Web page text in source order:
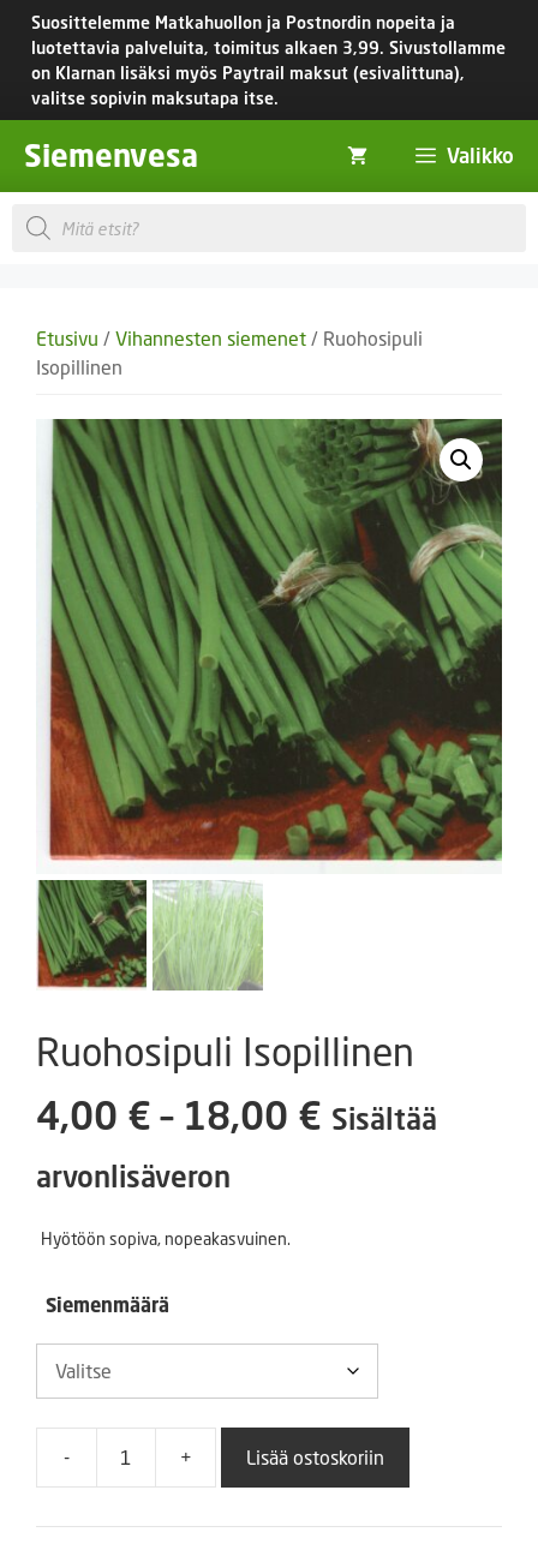
Siirry
sisältöön
Suosittelemme Matkahuollon ja Postnordin nopeita ja
luotettavia palveluita, toimitus alkaen 3,99. Sivustollamme
on Klarnan lisäksi myös Paytrail maksut (esivalittuna),
valitse sopivin maksutapa itse.
Siemenvesa Valikko
Products
search
Etusivu / Vihannesten siemenet / Ruohosipuli
Isopillinen
Ruohosipuli Isopillinen
4,00 € – 18,00 € Sisältää
arvonlisäveron
Hyötöön sopiva, nopeakasvuinen.
Siemenmäärä
-
Ruohosipuli
määrä
+ Lisää ostoskoriin